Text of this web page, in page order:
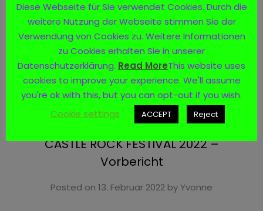
Jahre auf dem Buckel. Dieses Jahr konnte man nun
endlich das 20-jährige Jubiläum feiern, was leider
wegen Corona zweimal verschoben werden musste.
Read more
CASTLE ROCK FESTIVAL 2022 –
Vorbericht
Posted on 13. Februar 2022 byYvonne
Diese Webseite für Sie verwendet Cookies. Durch die
weitere Nutzung der Webseite stimmen Sie der
Verwendung von Cookies zu. Weitere Informationen
zu Cookies erhalten Sie in unserer
Datenschutzerklärung. Read MoreThis website uses
cookies to improve your experience. We'll assume
you're ok with this, but you can opt-out if you wish.
Cookie settings
ACCEPT Reject